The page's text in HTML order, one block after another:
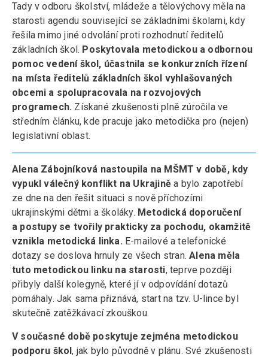
Tady v odboru školství, mládeže a tělovýchovy měla na
starosti agendu související se základními školami, kdy
řešila mimo jiné odvolání proti rozhodnutí ředitelů
základních škol. Poskytovala metodickou a odbornou
pomoc vedení škol, účastnila se konkurzních řízení
na místa ředitelů základních škol vyhlašovaných
obcemi a spolupracovala na rozvojových
programech. Získané zkušenosti plně zúročila ve
středním článku, kde pracuje jako metodička pro (nejen)
legislativní oblast.
Alena Zábojníková nastoupila na MŠMT v době, kdy
vypukl válečný konflikt na Ukrajině a bylo zapotřebí
ze dne na den řešit situaci s nově příchozími
ukrajinskými dětmi a školáky. Metodická doporučení
a postupy se tvořily prakticky za pochodu, okamžitě
vznikla metodická linka. E-mailové a telefonické
dotazy se doslova hrnuly ze všech stran.Alena měla
tuto metodickou linku na starosti, teprve později
přibyly další kolegyně, které jí v odpovídání dotazů
pomáhaly. Jak sama přiznává, start na tzv. U-lince byl
skutečně zatěžkávací zkouškou.
V současné době poskytuje zejména metodickou
podporu škol, jak bylo původně v plánu. Své zkušenosti